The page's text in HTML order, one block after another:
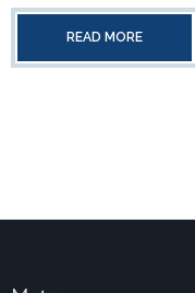
READ MORE